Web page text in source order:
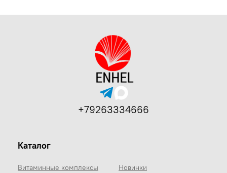
Каталог
Витаминные комплексы
Новинки
+79263334666